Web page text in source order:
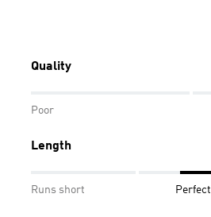
Quality
Poor
Length
Runs short Perfect